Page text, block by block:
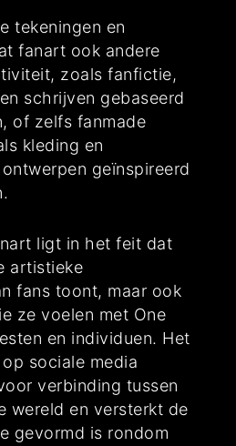
tekeningen en
fanart ook andere
zoals fanfictie,
schrijven gebaseerd
of zelfs fanmade
kleding en
geïnspireerd
ligt in het feit dat
artistieke
fans toont, maar ook
ze voelen met One
en individuen. Het
sociale media
verbinding tussen
wereld en versterkt de
gevormd is rondom